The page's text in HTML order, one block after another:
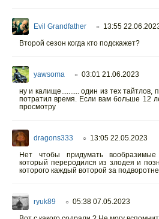
Evil Grandfather ○ 13:55
Второй сезон когда кто подскажет?
yawsoma ○ 03:01 21.06.2023
ну и калище.......... один из тех тайтлов,
потратил время. Если вам больше 12
просмотру
dragons333 ○ 13:05 22.05.2023
Нет чтобы придумать вообразимые
который переродился из злодея и
которого каждый воторой за
ryuk89 ○ 05:38 07.05.2023